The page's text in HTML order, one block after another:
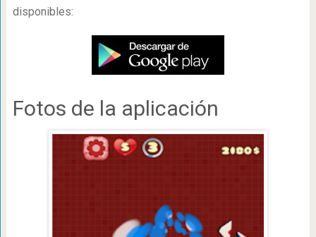
disponibles:
Fotos de la aplicación